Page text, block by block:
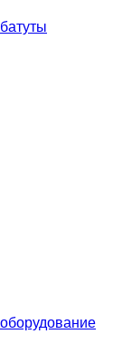
батуты
оборудование